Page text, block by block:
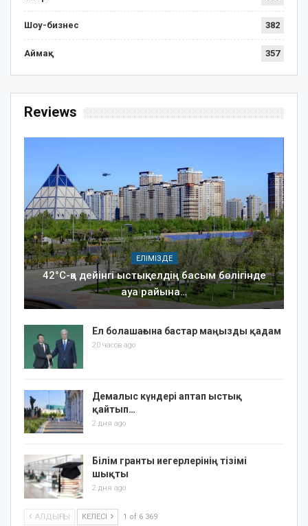
Шоу-бизнес 382
Аймақ 357
Reviews
ЕЛІМІЗДЕ
42°C-қа дейінгі ыстық: елдің басым бөлігінде
ауа райына…
Ел болашағына бастар маңызды қадам
20 часов ago
Демалыс күндері аптап ыстық
қайтып…
2 дня ago
Білім гранты иегерлерінің тізімі
шықты
2 дня ago
АЛДЫҢҒЫ КЕЛЕСІ 1 of 6 369